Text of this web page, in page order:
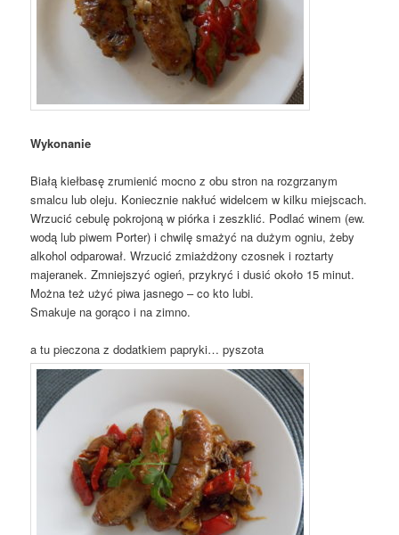
Wykonanie
Białą kiełbasę zrumienić mocno z obu stron na rozgrzanym
smalcu lub oleju. Koniecznie nakłuć widelcem w kilku miejscach.
Wrzucić cebulę pokrojoną w piórka i zeszklić. Podlać winem (ew.
wodą lub piwem Porter) i chwilę smażyć na dużym ogniu, żeby
alkohol odparował. Wrzucić zmiażdżony czosnek i roztarty
majeranek. Zmniejszyć ogień, przykryć i dusić około 15 minut.
Można też użyć piwa jasnego – co kto lubi.
Smakuje na gorąco i na zimno.
a tu pieczona z dodatkiem papryki… pyszota